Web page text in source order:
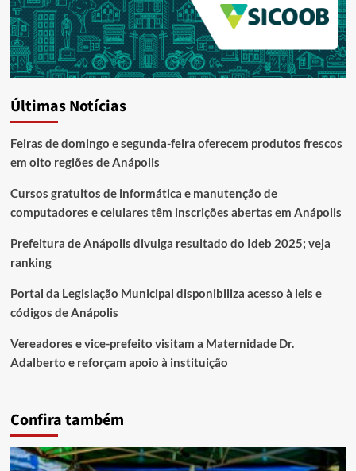
Últimas Notícias
Feiras de domingo e segunda-feira oferecem produtos frescos
em oito regiões de Anápolis
Cursos gratuitos de informática e manutenção de
computadores e celulares têm inscrições abertas em Anápolis
Prefeitura de Anápolis divulga resultado do Ideb 2025; veja
ranking
Portal da Legislação Municipal disponibiliza acesso à leis e
códigos de Anápolis
Vereadores e vice-prefeito visitam a Maternidade Dr.
Adalberto e reforçam apoio à instituição
Confira também